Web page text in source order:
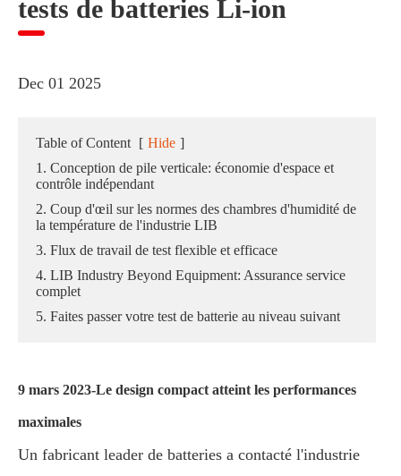
tests de batteries Li-ion
Dec 01 2025
Table of Content [ Hide ]
1. Conception de pile verticale: économie d'espace et
contrôle indépendant
2. Coup d'œil sur les normes des chambres d'humidité de
la température de l'industrie LIB
3. Flux de travail de test flexible et efficace
4. LIB Industry Beyond Equipment: Assurance service
complet
5. Faites passer votre test de batterie au niveau suivant
9 mars 2023-Le design compact atteint les performances
maximales
Un fabricant leader de batteries a contacté l'industrie